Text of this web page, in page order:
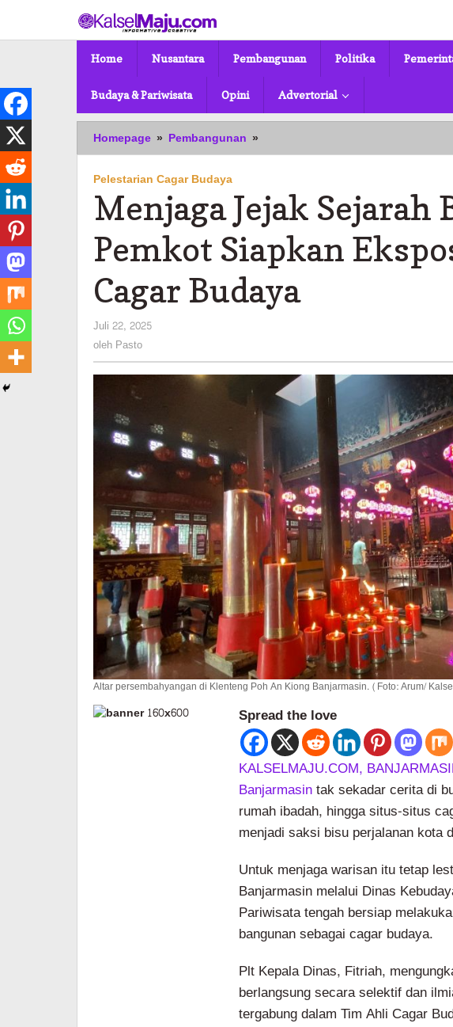
konten
Home Nusantara Pembangunan Politika
Budaya & Pariwisata Opini Advertorial
Homepage » Pembangunan »
Jejak
Pemkot
Siapkan
Ekspose
Penetapan
Cagar
Budaya
Pelestarian Cagar Budaya
Menjaga Jejak Sejarah
Pemkot Siapkan
Cagar Budaya
Juli 22, 2025
oleh Pasto
Altar persembahyangan di Klenteng Poh An Kiong Banjarmasin. (Foto: Arum/
Spread the love
KALSELMAJU.COM,
Banjarmasintak sekadar cerita di
rumah ibadah, hingga situs-situs
menjadi saksi bisu perjalanan kota
Untuk menjaga warisan itu tetap
Banjarmasin melalui Dinas
Pariwisata tengah bersiap
bangunan sebagai cagar budaya.
Plt Kepala Dinas, Fitriah,
berlangsung secara selektif dan
tergabung dalam Tim Ahli Cagar